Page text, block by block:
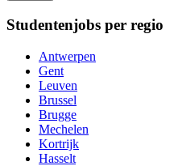
Studentenjobs per regio
Antwerpen
Gent
Leuven
Brussel
Brugge
Mechelen
Kortrijk
Hasselt